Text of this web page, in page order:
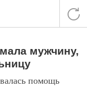
мужчину,
помощь